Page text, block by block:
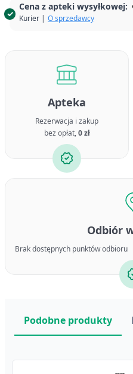
Cena z apteki wysyłkowej:
Kurier | O sprzedawcy
Apteka
Rezerwacja i zakup
bez opłat,0 zł
Odbiór
Brak dostępnych punktów odbioru
Podobne produkty